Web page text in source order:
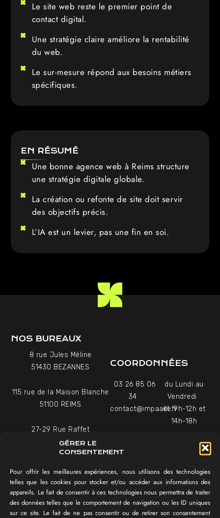
GÉRER LE
CONSENTEMENT
Pour offrir les meilleures expériences, nous utilisons des technologies
telles que les cookies pour stocker et/ou accéder aux informations des
appareils. Le fait de consentir à ces technologies nous permettra de traiter
des données telles que le comportement de navigation ou les ID uniques
sur ce site. Le fait de ne pas consentir ou de retirer son consentement
Le site web reste le premier point de
contact digital.
Une stratégie claire améliore la rentabilité
du web.
Le sur-mesure répond aux besoins métiers
spécifiques.
EN RÉSUMÉ
Une bonne agence web à Reims structure
une stratégie digitale globale.
La création ou refonte de site doit servir
des objectifs précis.
L’IA est un levier, pas une fin en soi.
NOS BUREAUX
8 rue Jules Méline
51430 BEZANNES
115 rue de la Maison Blanche
51100 REIMS
27-29 Rue Raffet
75016 PARIS
COORDONNÉES
03 26 85 06
34
contact@impaakt.fr
du Lundi au
Vendredi
de 9h-12h et
14h-18h
vous
NAVIGATION
Témoignages vidéo
Équipe